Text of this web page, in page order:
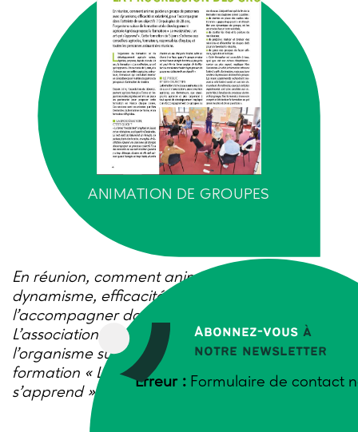
Abonnez-vous à
notre newsletter
Erreur : Formulaire de contact
ANIMATION DE GROUPES
En réunion, comment animer un groupe avec
dynamisme, efficacité et créativité, pour
l’accompagner dans l’atteinte de ses objectifs ?
L’association Trame, en partenariat avec
l’organisme suisse Agridéa, propose la
formation « La modération : un art qui
s’apprend ».